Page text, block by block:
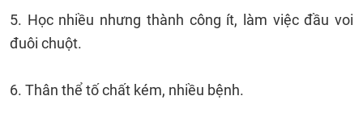
5. Học nhiều nhưng thành công ít, làm việc đầu voi
đuôi chuột.
6. Thân thể tố chất kém, nhiều bệnh.